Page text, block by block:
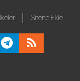
Sitene Ekle